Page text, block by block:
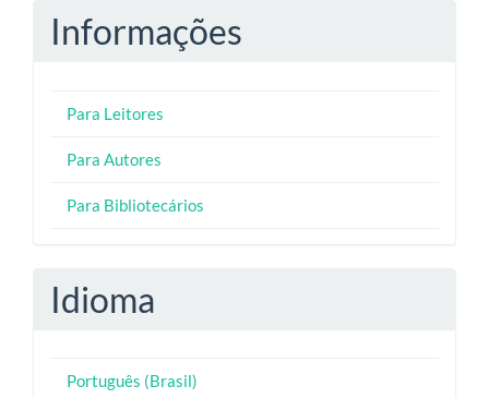
Informações
Para Leitores
Para Autores
Para Bibliotecários
Idioma
Português (Brasil)